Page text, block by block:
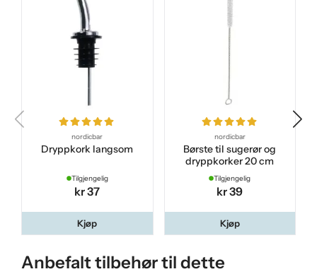
nordicbar
Dryppkork langsom
Tilgjengelig
kr 37
Kjøp
nordicbar
Børste til sugerør og
dryppkorker 20 cm
Tilgjengelig
kr 39
Kjøp
Anbefalt tilbehør til dette